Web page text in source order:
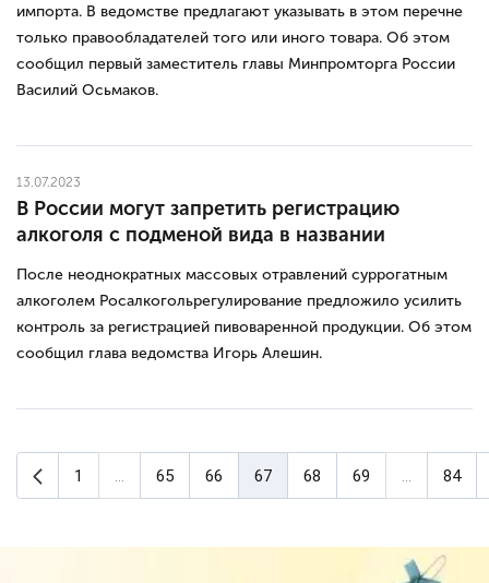
импорта. В ведомстве предлагают указывать в этом перечне
только правообладателей того или иного товара. Об этом
сообщил первый заместитель главы Минпромторга России
Василий Осьмаков.
13.07.2023
В России могут запретить регистрацию
алкоголя с подменой вида в названии
После неоднократных массовых отравлений суррогатным
алкоголем Росалкогольрегулирование предложило усилить
контроль за регистрацией пивоваренной продукции. Об этом
сообщил глава ведомства Игорь Алешин.
Предыдущая страница
1 65 66 67 68 69 84